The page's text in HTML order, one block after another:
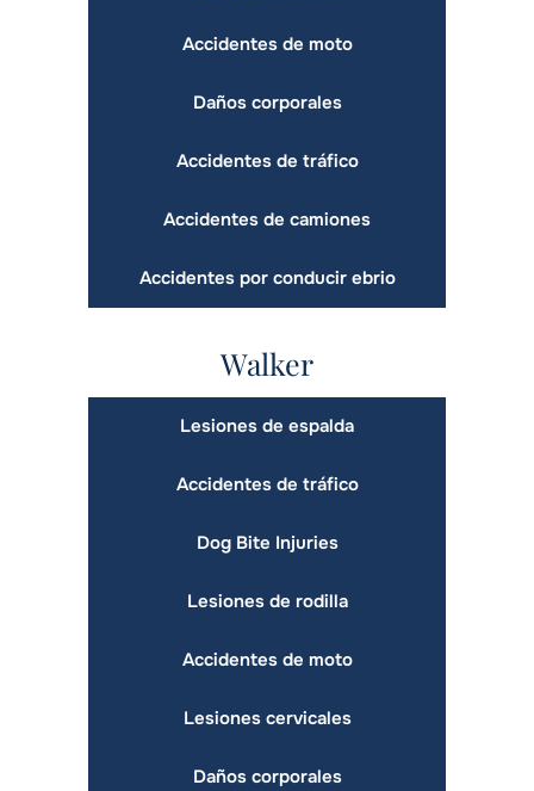
Accidentes de moto
Daños corporales
Accidentes de tráfico
Accidentes de camiones
Accidentes por conducir ebrio
Walker
Lesiones de espalda
Accidentes de tráfico
Dog Bite Injuries
Lesiones de rodilla
Accidentes de moto
Lesiones cervicales
Daños corporales